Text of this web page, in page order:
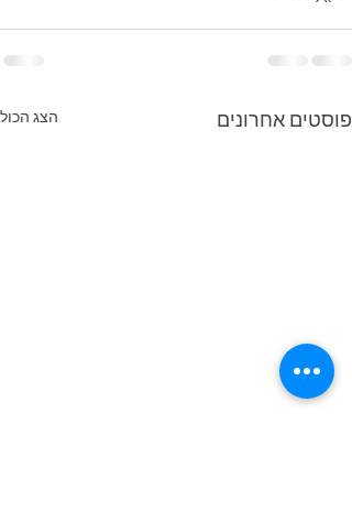
פוסטים אחרונים הצג הכול